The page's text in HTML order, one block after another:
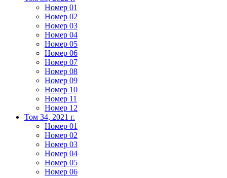
Номер 01
Номер 02
Номер 03
Номер 04
Номер 05
Номер 06
Номер 07
Номер 08
Номер 09
Номер 10
Номер 11
Номер 12
Том 34, 2021 г.
Номер 01
Номер 02
Номер 03
Номер 04
Номер 05
Номер 06